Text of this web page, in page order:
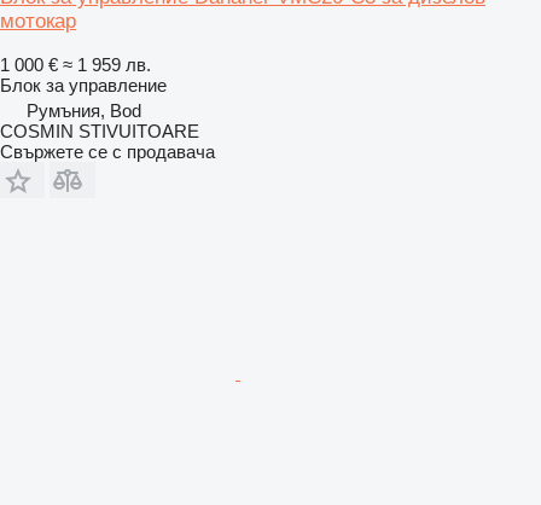
мотокар
1 000 € ≈ 1 959 лв.
Блок за управление
Румъния, Bod
COSMIN STIVUITOARE
Свържете се с продавача